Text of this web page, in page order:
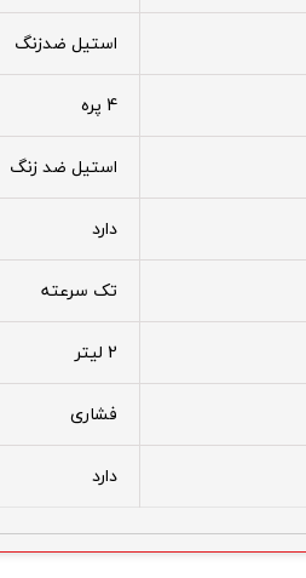
استیل ضدزنگ
4 پره
استیل ضد زنگ
دارد
تک سرعته
2 لیتر
فشاری
دارد